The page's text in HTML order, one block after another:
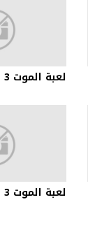
لعبة الموت 3 - الحلقة 4
لعبة الموت 3 - الحلقة 1